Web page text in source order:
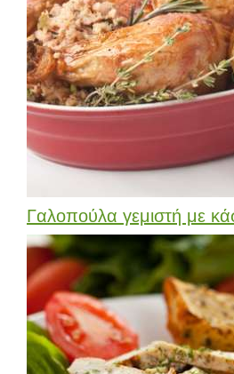
Γαλοπούλα γεμιστή με